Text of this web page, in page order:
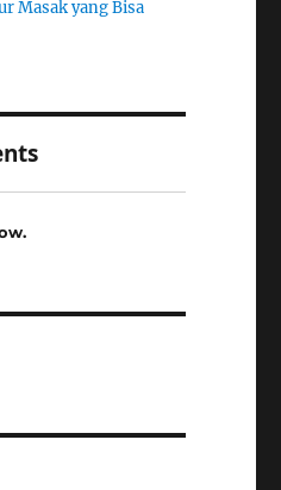
Masak yang Bisa